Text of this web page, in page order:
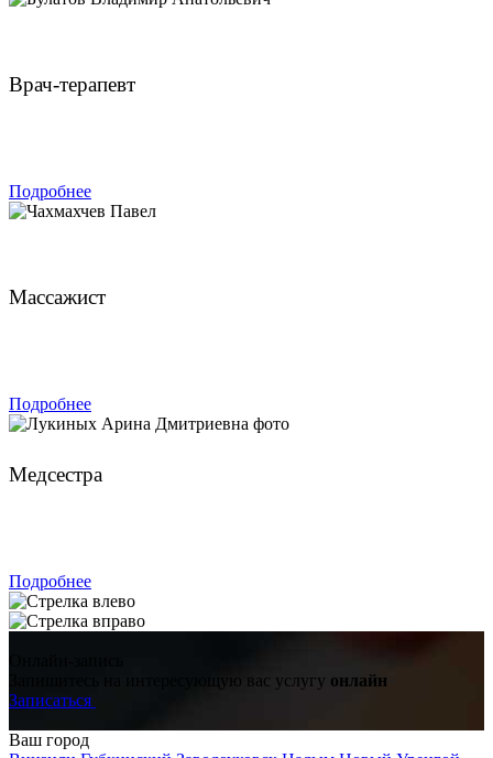
Врач-терапевт
Подробнее
Массажист
Подробнее
Медсестра
Подробнее
Запишитесь на интересующую вас услугу онлайн
Записаться
Ваш город